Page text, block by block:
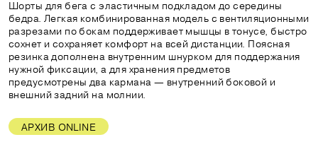
Шорты для бега с эластичным подкладом до середины
бедра. Легкая комбинированная модель с вентиляционными
разрезами по бокам поддерживает мышцы в тонусе, быстро
сохнет и сохраняет комфорт на всей дистанции. Поясная
резинка дополнена внутренним шнурком для поддержания
нужной фиксации, а для хранения предметов
предусмотрены два кармана — внутренний боковой и
внешний задний на молнии.
АРХИВ ONLINE